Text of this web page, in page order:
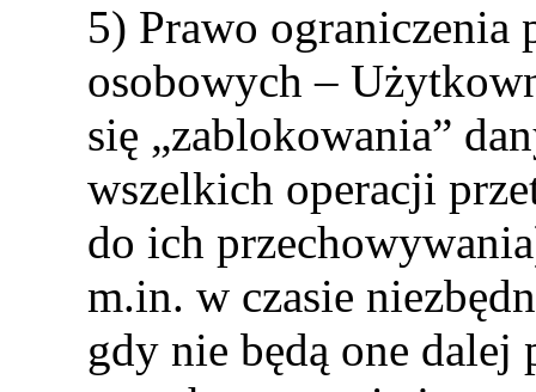
5) Prawo ograniczenia
osobowych –
się „zablokowania”
wszelkich operacji
do ich
m.in. w czasie
gdy nie będą one dalej